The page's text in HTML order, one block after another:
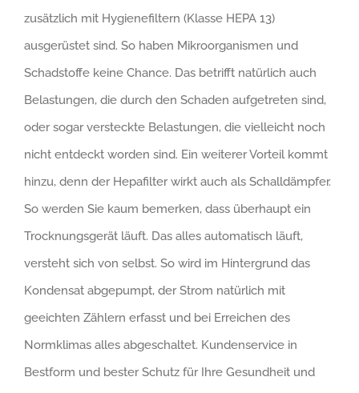
zusätzlich mit Hygienefiltern (Klasse HEPA 13)
ausgerüstet sind. So haben Mikroorganismen und
Schadstoffe keine Chance. Das betrifft natürlich auch
Belastungen, die durch den Schaden aufgetreten sind,
oder sogar versteckte Belastungen, die vielleicht noch
nicht entdeckt worden sind. Ein weiterer Vorteil kommt
hinzu, denn der Hepafilter wirkt auch als Schalldämpfer.
So werden Sie kaum bemerken, dass überhaupt ein
Trocknungsgerät läuft. Das alles automatisch läuft,
versteht sich von selbst. So wird im Hintergrund das
Kondensat abgepumpt, der Strom natürlich mit
geeichten Zählern erfasst und bei Erreichen des
Normklimas alles abgeschaltet. Kundenservice in
Bestform und bester Schutz für Ihre Gesundheit und